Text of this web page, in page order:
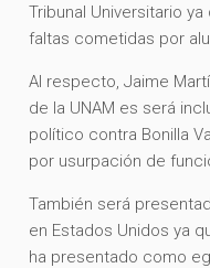
Tribunal Universitario
faltas cometidas por
Al respecto, Jaime
de la UNAM es será
político contra Bonilla
por usurpación de
También será
en Estados Unidos ya
ha presentado como